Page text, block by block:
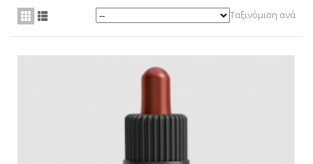
ΓΙΑ ΕΜΆΣ
VIDEOS
Ταξινόμιση ανά